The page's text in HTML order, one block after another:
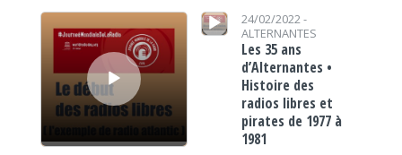
Lecteur audio
Lecteur audio
24/02/2022 -
ALTERNANTES
Les 35 ans
d’Alternantes •
Histoire des
radios libres et
pirates de 1977 à
1981